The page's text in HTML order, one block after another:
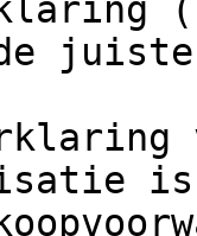
is